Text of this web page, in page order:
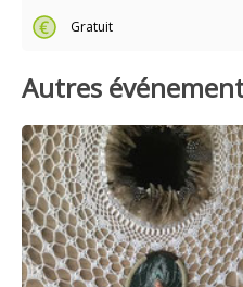
Gratuit
Autres